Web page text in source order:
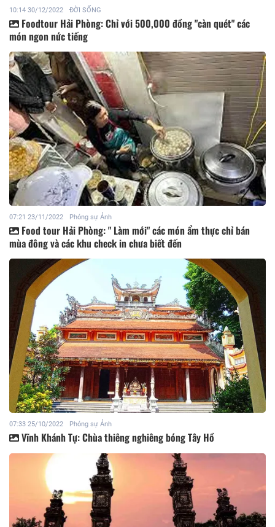
10:14 30/12/2022 ĐỜI SỐNG
Foodtour Hải Phòng: Chỉ với 500,000 đồng "càn quét" các
món ngon nức tiếng
07:21 23/11/2022 Phóng sự Ảnh
Food tour Hải Phòng: " Làm mới" các món ẩm thực chỉ bán
mùa đông và các khu check in chưa biết đến
07:33 25/10/2022 Phóng sự Ảnh
Vĩnh Khánh Tự: Chùa thiêng nghiêng bóng Tây Hồ